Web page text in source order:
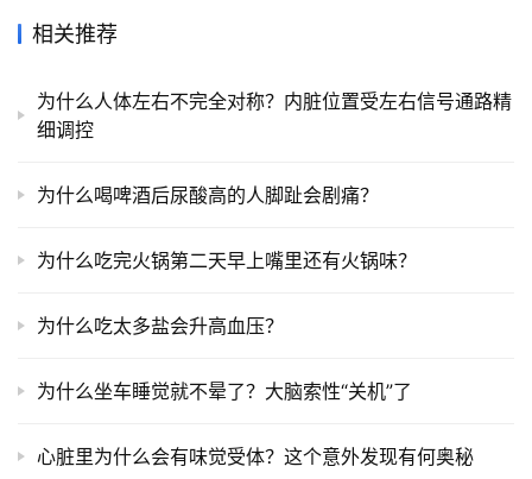
相关推荐
为什么人体左右不完全对称？内脏位置受左右信号通路精
细调控
为什么喝啤酒后尿酸高的人脚趾会剧痛？
为什么吃完火锅第二天早上嘴里还有火锅味？
为什么吃太多盐会升高血压？
为什么坐车睡觉就不晕了？大脑索性“关机”了
心脏里为什么会有味觉受体？这个意外发现有何奥秘